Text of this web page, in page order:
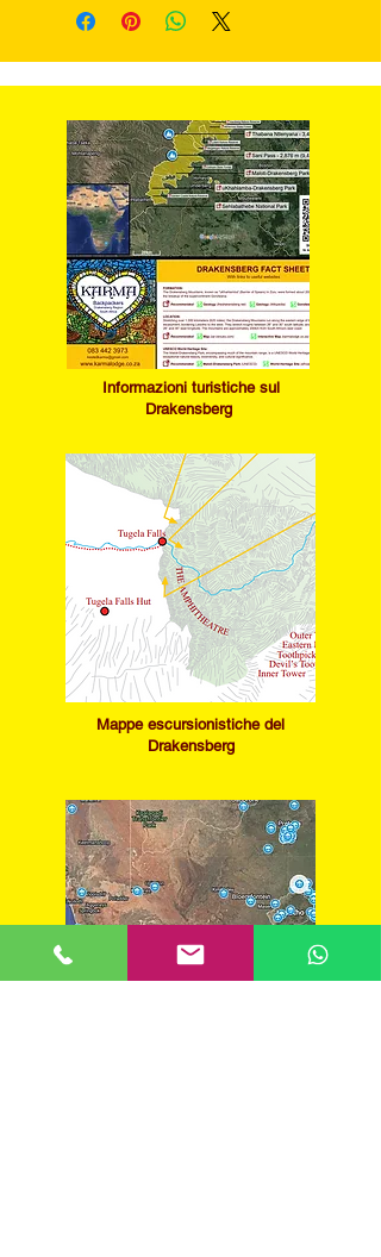
Informazioni turistiche sul
Drakensberg
Mappe escursionistiche del
Drakensberg